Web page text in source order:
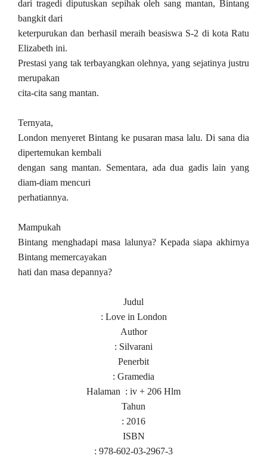
dari tragedi diputuskan sepihak oleh sang mantan, Bintang
bangkit dari
keterpurukan dan berhasil meraih beasiswa S-2 di kota Ratu
Elizabeth ini.
Prestasi yang tak terbayangkan olehnya, yang sejatinya justru
merupakan
cita-cita sang mantan.
Ternyata,
London menyeret Bintang ke pusaran masa lalu. Di sana dia
dipertemukan kembali
dengan sang mantan. Sementara, ada dua gadis lain yang
diam-diam mencuri
perhatiannya.
Mampukah
Bintang menghadapi masa lalunya? Kepada siapa akhirnya
Bintang memercayakan
hati dan masa depannya?
Judul
: Love in London
Author
: Silvarani
Penerbit
: Gramedia
Halaman : iv + 206 Hlm
Tahun
: 2016
ISBN
: 978-602-03-2967-3